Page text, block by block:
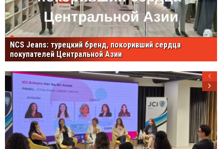
NCS Jeans: турецкий бренд, покоривший сердца
покупателей Центральной Азии